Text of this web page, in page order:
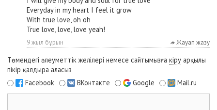
Everyday in my heart I feel it grow
With true love, oh oh
True love, love, love yeah!
9 жыл бұрын Жауап жазу
Төмендегі әлеуметтік желілері немесе сайтымызға кіру арқылы
пікір қалдыра аласыз
Facebook
ВКонтакте Google Mail.ru